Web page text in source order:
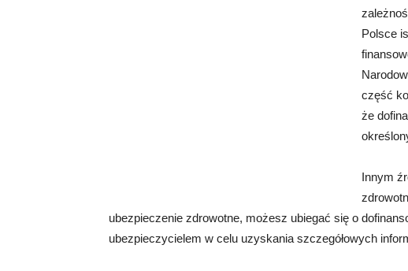
Polsce
część
że
Innym
ubezpieczenie zdrowotne, możesz ubiegać się o
ubezpieczycielem w celu uzyskania szczegółowych